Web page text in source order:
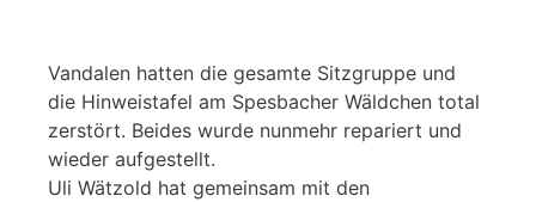
Vandalen hatten die gesamte Sitzgruppe und
die Hinweistafel am Spesbacher Wäldchen total
zerstört. Beides wurde nunmehr repariert und
wieder aufgestellt.
Uli Wätzold hat gemeinsam mit den